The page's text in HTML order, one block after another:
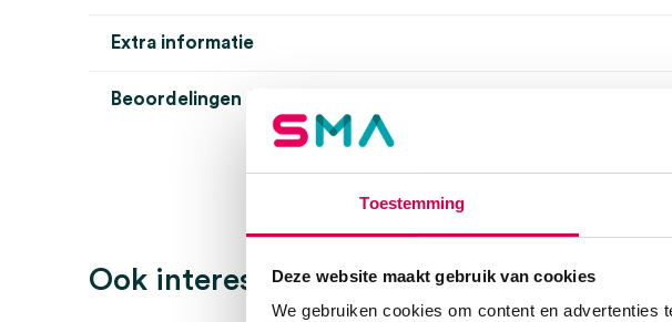
Toestemming
Deze website maakt gebruik van cookies
We gebruiken cookies om content en advertenties
Extra informatie
14 stuks
Beoordelingen (0)
Ook interessant